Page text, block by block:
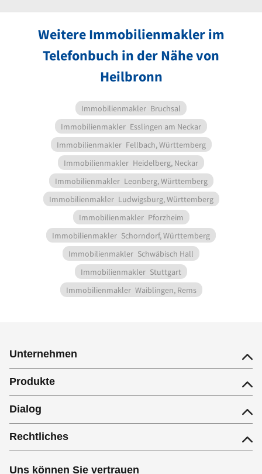
Weitere Immobilienmakler im
Telefonbuch in der Nähe von
Heilbronn
Immobilienmakler Bruchsal
Immobilienmakler Esslingen am Neckar
Immobilienmakler Fellbach, Württemberg
Immobilienmakler Heidelberg, Neckar
Immobilienmakler Leonberg, Württemberg
Immobilienmakler Ludwigsburg, Württemberg
Immobilienmakler Pforzheim
Immobilienmakler Schorndorf, Württemberg
Immobilienmakler Schwäbisch Hall
Immobilienmakler Stuttgart
Immobilienmakler Waiblingen, Rems
Unternehmen
Produkte
Dialog
Rechtliches
Uns können Sie vertrauen